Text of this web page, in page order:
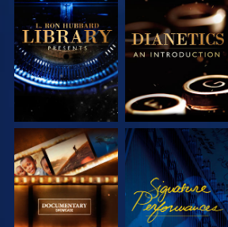
UTFORSKA
SERIEN
UTFORSKA
SERIEN
UTFORSKA
SERIEN
TITTA